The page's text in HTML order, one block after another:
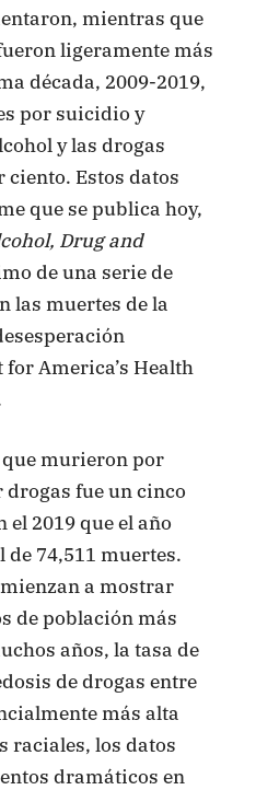
mientras que
ligeramente más
década, 2009-2019,
por suicidio y
y las drogas
ciento. Estos datos
que se publica hoy,
Drug and
de una serie de
las muertes de la
America’s Health
que murieron por
fue un cinco
el 2019 que el año
74,511 muertes.
a mostrar
de población más
años, la tasa de
de drogas entre
más alta
raciales, los datos
dramáticos en